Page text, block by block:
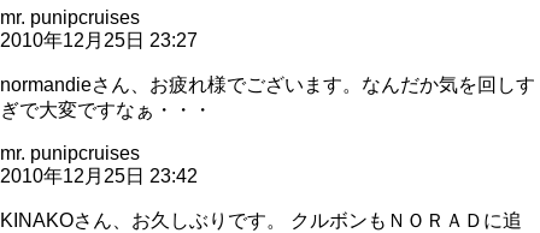
mr. punipcruises
2010年12月25日 23:27
normandieさん、お疲れ様でございます。なんだか気を回しす
ぎで大変ですなぁ・・・
mr. punipcruises
2010年12月25日 23:42
KINAKOさん、お久しぶりです。 クルボンもＮＯＲＡＤに追